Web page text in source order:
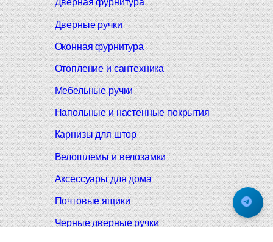
Дверная фурнитура
Дверные ручки
Оконная фурнитура
Отопление и сантехника
Мебельные ручки
Напольные и настенные покрытия
Карнизы для штор
Велошлемы и велозамки
Аксессуары для дома
Почтовые ящики
Черные дверные ручки